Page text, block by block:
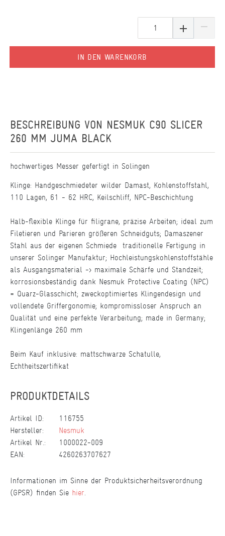
IN DEN WARENKORB
BESCHREIBUNG VON NESMUK C90 SLICER
260 MM JUMA BLACK
hochwertiges Messer gefertigt in Solingen
Klinge: Handgeschmiedeter wilder Damast, Kohlenstoffstahl,
110 Lagen, 61 - 62 HRC, Keilschliff, NPC-Beschichtung
Halb-flexible Klinge für filigrane, präzise Arbeiten; ideal zum
Filetieren und Parieren größeren Schneidguts; Damaszener
Stahl aus der eigenen Schmiede  traditionelle Fertigung in
unserer Solinger Manufaktur; Hochleistungskohlenstoffstähle
als Ausgangsmaterial -> maximale Schärfe und Standzeit;
korrosionsbeständig dank Nesmuk Protective Coating (NPC)
= Quarz-Glasschicht; zweckoptimiertes Klingendesign und
vollendete Griffergonomie; kompromissloser Anspruch an
Qualität und eine perfekte Verarbeitung; made in Germany;
Klingenlänge 260 mm
Beim Kauf inklusive: mattschwarze Schatulle,
Echtheitszertifikat
PRODUKTDETAILS
Artikel ID:
116755
Hersteller:
Nesmuk
Artikel Nr.:
1000022-009
EAN:
4260263707627
Informationen im Sinne der Produktsicherheitsverordnung
(GPSR) finden Sie hier.